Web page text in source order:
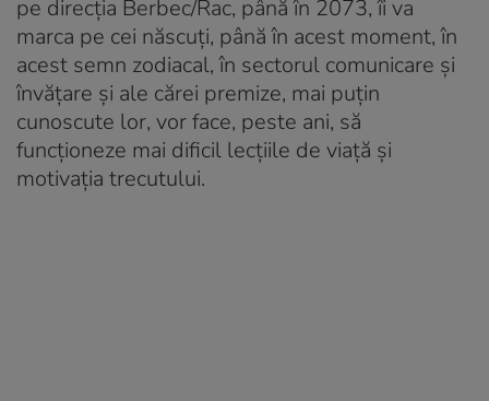
pe direcția Berbec/Rac, până în 2073, îi va
marca pe cei născuți, până în acest moment, în
acest semn zodiacal, în sectorul comunicare și
învățare și ale cărei premize, mai puțin
cunoscute lor, vor face, peste ani, să
funcționeze mai dificil lecțiile de viață și
motivația trecutului.